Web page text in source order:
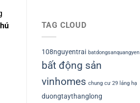
TAG CLOUD
108nguyentrai batdongsanquangyen
bất động sản
vinhomes chung cư 29 láng hạ
duongtaythanglong